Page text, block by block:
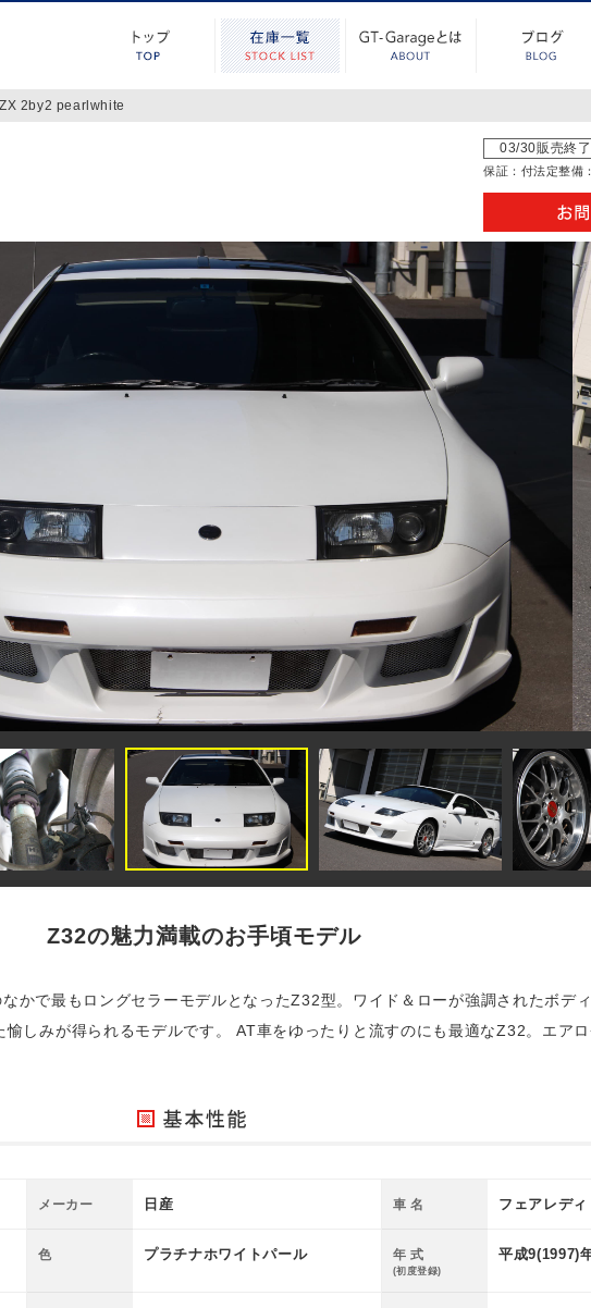
2by2 pearlwhite
03/30販売終了
保証： 付法定整備：
◆エキマニ◆ＳＡＷＡＭＵＲＡ ＺＥＥＳマフラー◆パイピング◆ＨＩＤ
Z32の魅力満載のお手頃モデル
かで最もロングセラーモデルとなったZ32型。ワイド＆ローが強調されたボデ
しみが得られるモデルです。 AT車をゆったりと流すのにも最適なZ32。エア
メーカー 日産 車 名 フェアレデ
色 プラチナホワイトパール 年 式
(初度登録)
平成9(1997)